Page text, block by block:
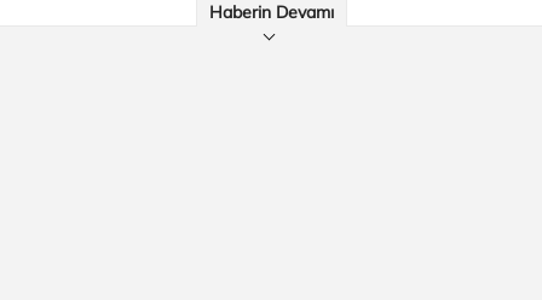
Haberin Devamı